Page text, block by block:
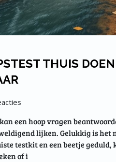
THUIS
een hoop vragen
lijken. Gelukkig is
testkit en een beetje
of i